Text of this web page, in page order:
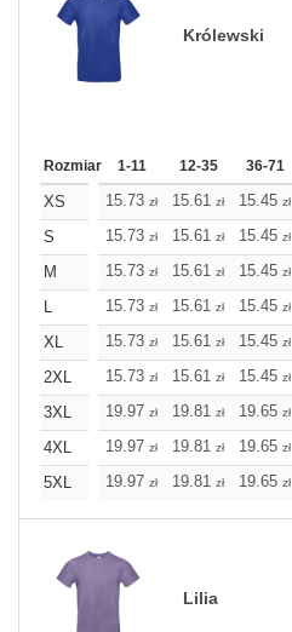
Królewski
Rozmiar 1-11 12-35 36-71
XS 15.73 zł 15.61 zł 15.45 zł
S
15.73 zł 15.61 zł 15.45 zł
M
15.73 zł 15.61 zł 15.45 zł
L
15.73 zł 15.61 zł 15.45 zł
XL
15.73 zł 15.61 zł 15.45 zł
2XL
15.73 zł 15.61 zł 15.45 zł
3XL
19.97 zł 19.81 zł 19.65 zł
4XL
19.97 zł 19.81 zł 19.65 zł
5XL
19.97 zł 19.81 zł 19.65 zł
Lilia